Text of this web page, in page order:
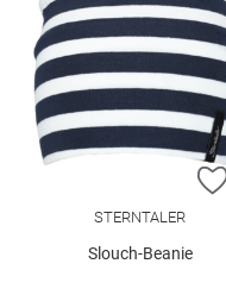
STERNTALER
Slouch-Beanie